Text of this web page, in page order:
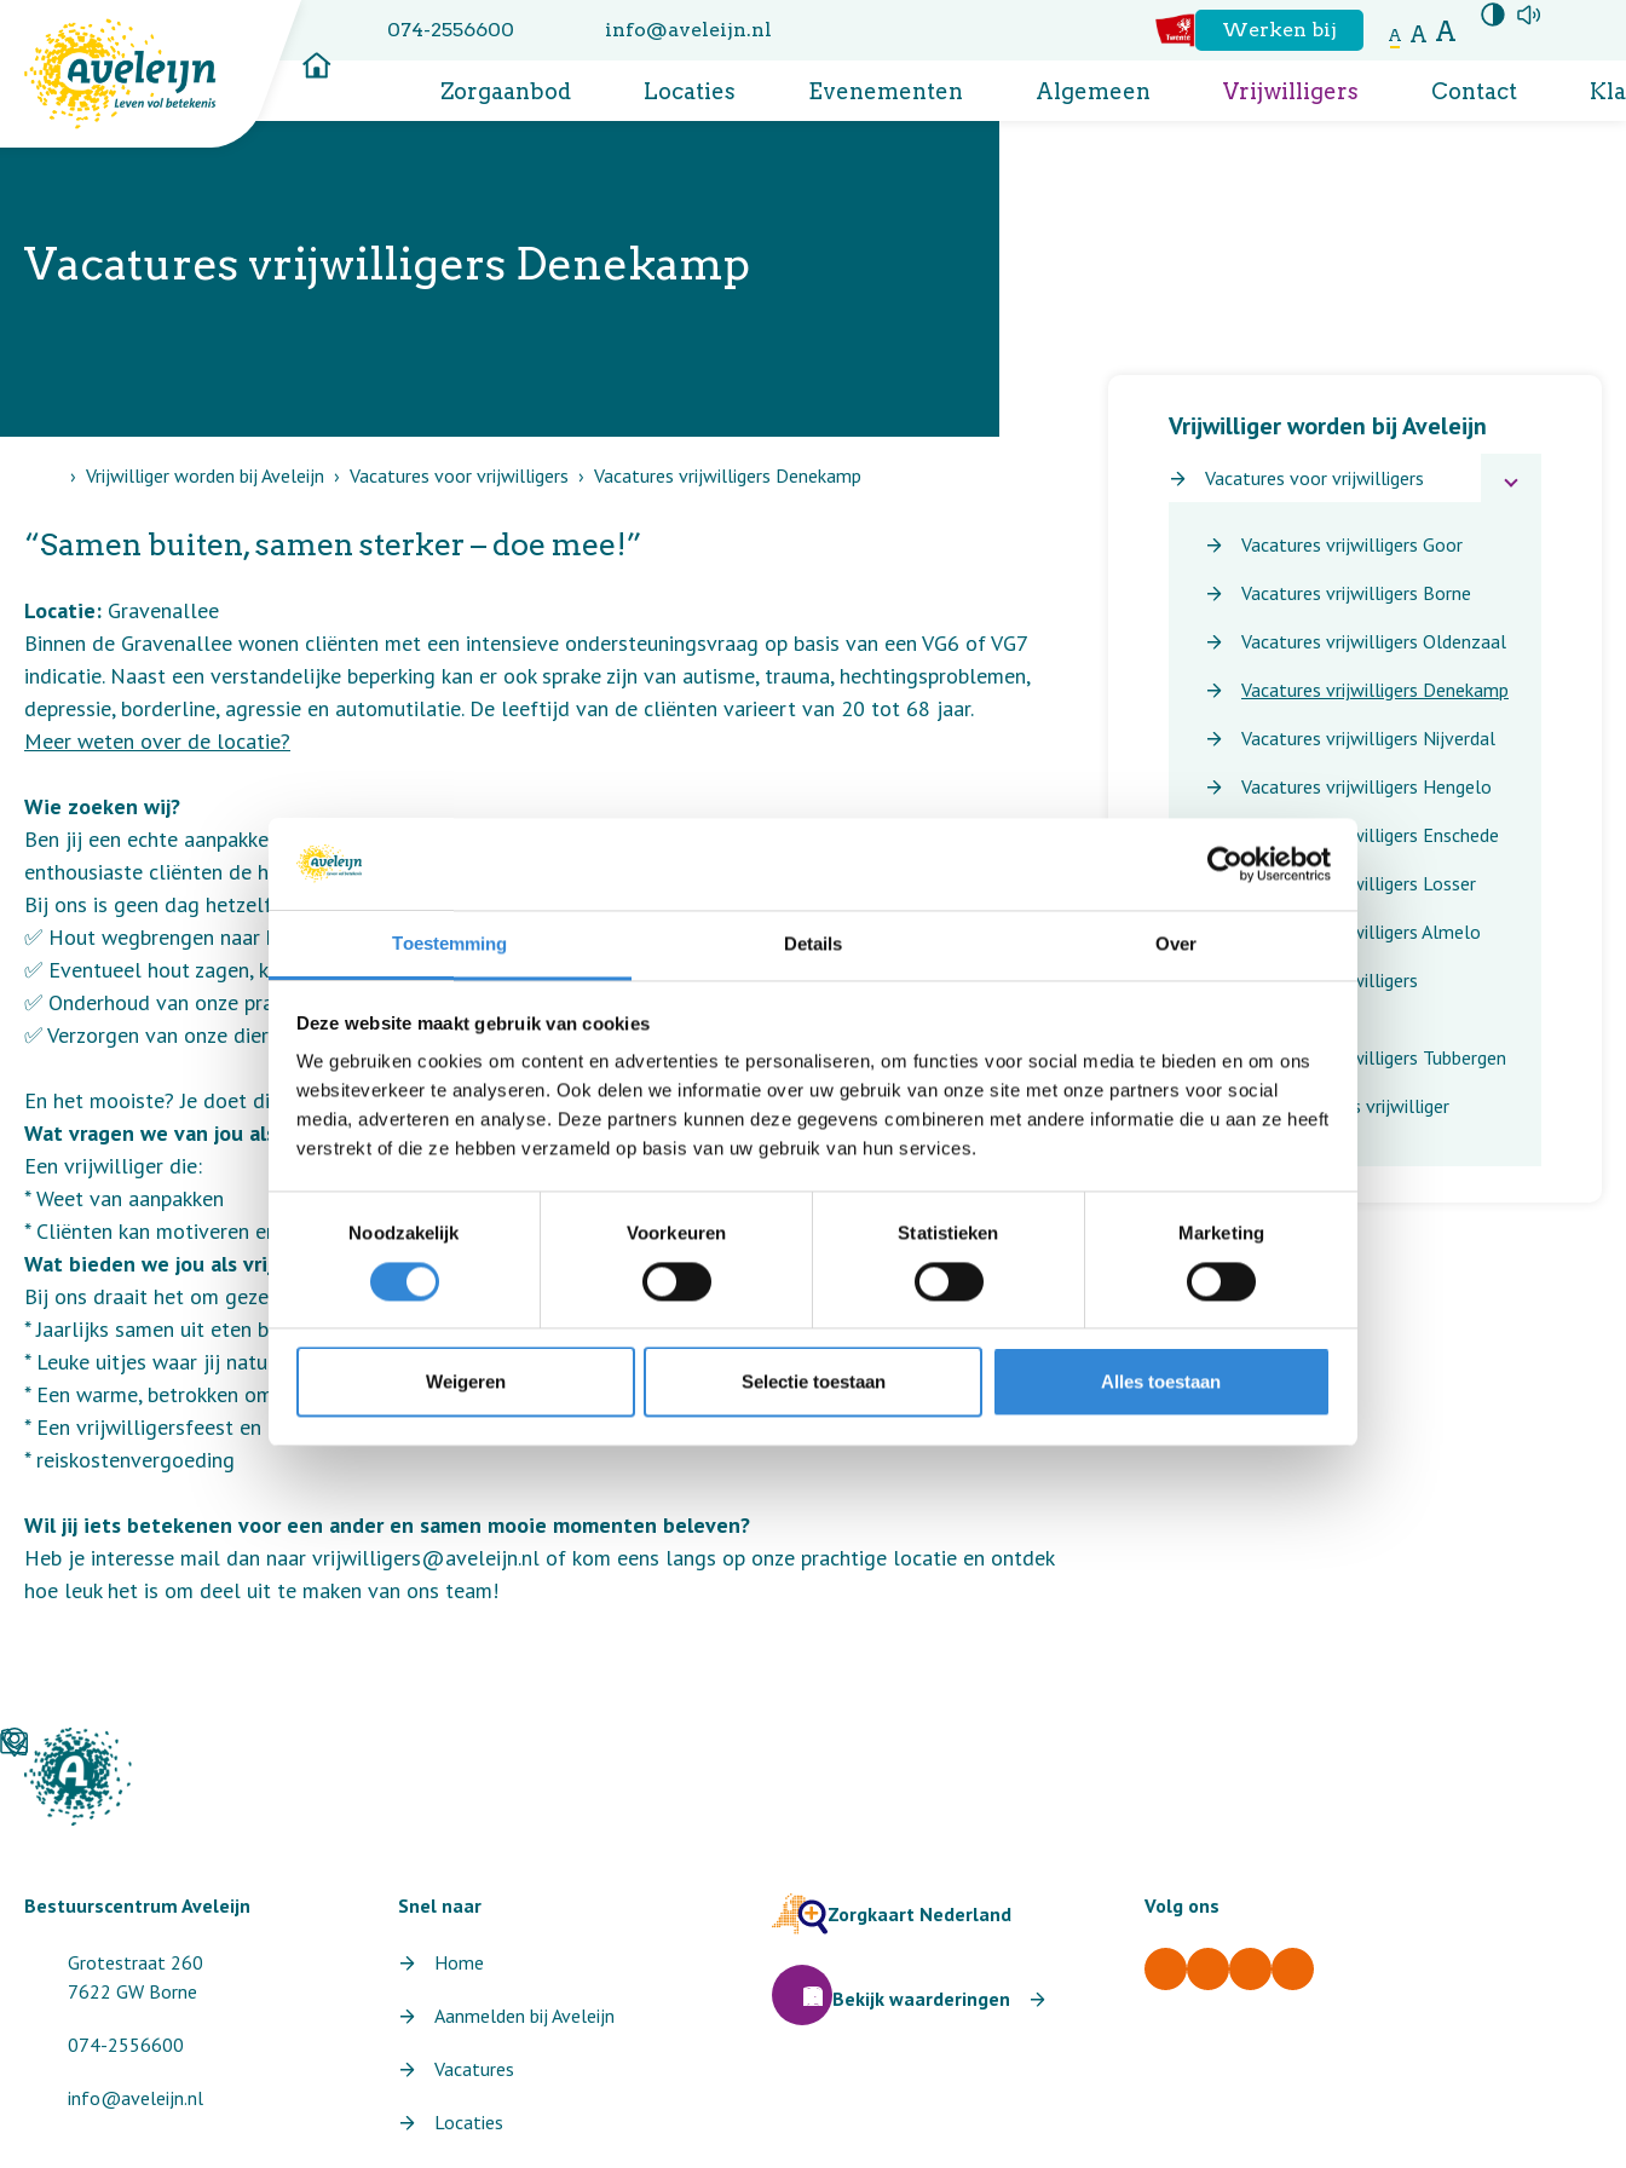
Toestemming Details Over
Deze website maakt gebruik van cookies
We gebruiken cookies om content en advertenties te personaliseren, om functies voor social media te bieden en om ons
websiteverkeer te analyseren. Ook delen we informatie over uw gebruik van onze site met onze partners voor social
media, adverteren en analyse. Deze partners kunnen deze gegevens combineren met andere informatie die u aan ze heeft
verstrekt of die ze hebben verzameld op basis van uw gebruik van hun services.
Noodzakelijk
Voorkeuren Statistieken Marketing
Weigeren Selectie toestaan Alles toestaan
074-2556600
info@aveleijn.nl
Werken bij A A A Hoog contrast
aanzetten
Zorgaanbod Locaties Evenementen Algemeen Vrijwilligers Contact
Vacatures vrijwilligers Denekamp
Home
Vrijwilliger worden bij Aveleijn Vacatures voor vrijwilligers Vacatures vrijwilligers Denekamp
Vrijwilliger worden bij Aveleijn
Vacatures voor vrijwilligers
Vacatures vrijwilligers Goor
Vacatures vrijwilligers Borne
Vacatures vrijwilligers Oldenzaal
Vacatures vrijwilligers Denekamp
Vacatures vrijwilligers Nijverdal
Vacatures vrijwilligers Hengelo
Vacatures vrijwilligers Enschede
Vacatures vrijwilligers Losser
Vacatures vrijwilligers Almelo
Vacatures vrijwilligers
Vacatures vrijwilligers Tubbergen
Aanmelden als vrijwilliger
“Samen buiten, samen sterker – doe mee!”
Locatie: Gravenallee
Binnen de Gravenallee wonen cliënten met een intensieve ondersteuningsvraag op basis van een VG6 of VG7
indicatie. Naast een verstandelijke beperking kan er ook sprake zijn van autisme, trauma, hechtingsproblemen,
depressie, borderline, agressie en automutilatie. De leeftijd van de cliënten varieert van 20 tot 68 jaar.
Meer weten over de locatie?
Wie zoeken wij?
Ben jij een echte aanpakker met een hart voor mensen én natuur? Vind je het leuk om samen met onze
enthousiaste cliënten de handen uit de mouwen te steken? Dan zoeken wij jou!
Bij ons is geen dag hetzelfde! Jij helpt mee met:
✅ Hout wegbrengen naar klanten
✅ Eventueel hout zagen, kloven en stapelen
✅ Onderhoud van onze prachtige beleeftuin
✅ Verzorgen van onze dieren
En het mooiste? Je doet dit samen met onze gezellige cliënten – teamwork en plezier gegarandeerd!
Wat vragen we van jou als vrijwilliger?
Een vrijwilliger die:
* Weet van aanpakken
* Cliënten kan motiveren en samenwerkt met een glimlach
Wat bieden we jou als vrijwilliger?
Bij ons draait het om gezelligheid en waardering!
* Jaarlijks samen uit eten bij Frans op den Bult
* Leuke uitjes waar jij natuurlijk ook van mag genieten
* Een warme, betrokken omgeving waar jouw inzet écht verschil maakt
* Een vrijwilligersfeest en eindejaarsattentie
* reiskostenvergoeding
Wil jij iets betekenen voor een ander en samen mooie momenten beleven?
Heb je interesse mail dan naar vrijwilligers@aveleijn.nl of kom eens langs op onze prachtige locatie en ontdek
hoe leuk het is om deel uit te maken van ons team!
Bestuurscentrum Aveleijn
Grotestraat 260
7622 GW Borne
074-2556600
info@aveleijn.nl
Snel naar
Home
Aanmelden bij Aveleijn
Vacatures
Locaties
Zorgkaart Nederland
Bekijk waarderingen
Volg ons